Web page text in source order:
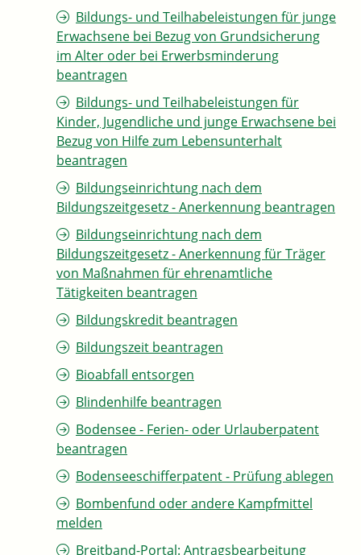
Bildungs- und Teilhabeleistungen für junge
Erwachsene bei Bezug von Grundsicherung
im Alter oder bei Erwerbsminderung
beantragen
Bildungs- und Teilhabeleistungen für
Kinder, Jugendliche und junge Erwachsene bei
Bezug von Hilfe zum Lebensunterhalt
beantragen
Bildungseinrichtung nach dem
Bildungszeitgesetz - Anerkennung beantragen
Bildungseinrichtung nach dem
Bildungszeitgesetz - Anerkennung für Träger
von Maßnahmen für ehrenamtliche
Tätigkeiten beantragen
Bildungskredit beantragen
Bildungszeit beantragen
Bioabfall entsorgen
Blindenhilfe beantragen
Bodensee - Ferien- oder Urlauberpatent
beantragen
Bodenseeschifferpatent - Prüfung ablegen
Bombenfund oder andere Kampfmittel
melden
Breitband-Portal: Antragsbearbeitung